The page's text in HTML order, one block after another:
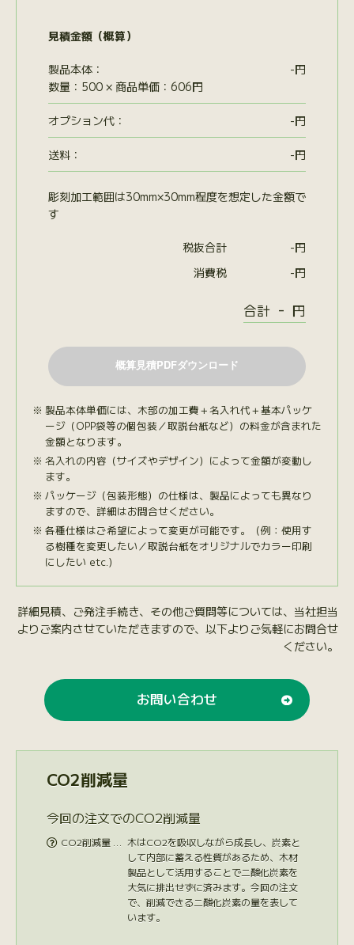
見積金額（概算）
製品本体：
数量：500 × 商品単価：606円
-円
オプション代： -円
送料： -円
彫刻加工範囲は30mm×30mm程度を想定した金額で
す
税抜合計 -円
消費税
-円
合計 - 円
製品本体単価には、木部の加工費＋名入れ代＋基本パッケ
ージ（OPP袋等の個包装／取説台紙など）の料金が含まれた
金額となります。
名入れの内容（サイズやデザイン）によって金額が変動し
ます。
パッケージ（包装形態）の仕様は、製品によっても異なり
ますので、詳細はお問合せください。
各種仕様はご希望によって変更が可能です。（例：使用す
る樹種を変更したい／取説台紙をオリジナルでカラー印刷
にしたい etc.）
詳細見積、ご発注手続き、その他ご質問等については、当社担当
よりご案内させていただきますので、以下よりご気軽にお問合せ
ください。
お問い合わせ
CO2削減量
今回の注文でのCO2削減量
 CO2削減量 …
木はCO2を吸収しながら成長し、炭素と
して内部に蓄える性質があるため、木材
製品として活用することで二酸化炭素を
大気に排出せずに済みます。今回の注文
で、削減できる二酸化炭素の量を表して
います。